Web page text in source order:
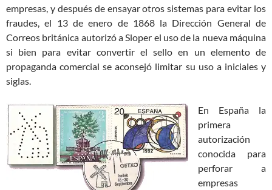
empresas, y después de ensayar otros sistemas para evitar los
fraudes, el 13 de enero de 1868 la Dirección General de
Correos británica autorizó a Sloper el uso de la nueva máquina
si bien para evitar convertir el sello en un elemento de
propaganda comercial se aconsejó limitar su uso a iniciales y
siglas.
En España la
primera
autorización
conocida para
perforar a
empresas